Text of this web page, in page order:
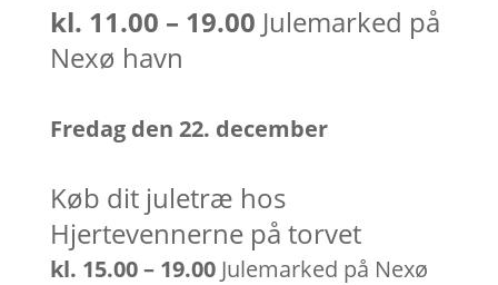
kl. 11.00 – 19.00 Julemarked på
Nexø havn
Fredag den 22. december
Køb dit juletræ hos
Hjertevennerne på torvet
kl. 15.00 – 19.00Julemarked på Nexø